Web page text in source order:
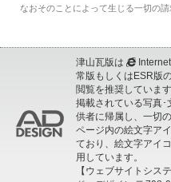
なおそのことによって生じる一切の
津山瓦版は
常版もしくはESR版の
閲覧を推奨しています
掲載されている写真･
供者に帰属し、一切
ページ内の絵文字アイ
ており、絵文字アイ
用しています。
【ウェブサイトシス